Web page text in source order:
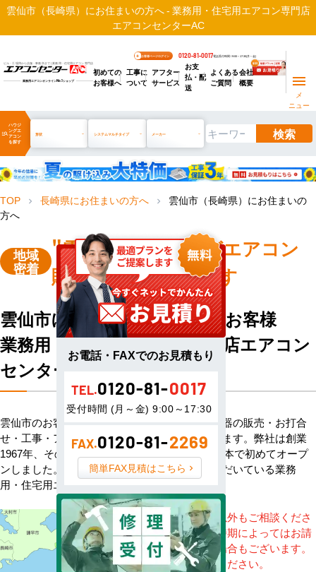
雲仙市（長崎県）にお住まいの方へ - 業務用・住宅用エアコン専門店
エアコンセンターAC
ビル・工場用から店舗・事務所まで | 業務用・住宅用エアコン専門店
業務用エアコンオンラインNo.1ショップ
お客様ページログイン 0120-81-0017電話受付時間 / 9:00～17:30(月～金)
初めての
お客様へ
工事に
ついて
アフター
サービス
お支
払・配
送
よくある
ご質問
会社
概要
メ
ニュー
manage_search
ハウジ
ングエ
アコン
を探す
形状 システムマルチタイプ メーカー 検索
TOP chevron_right 長崎県にお住まいの方へ chevron_right
雲仙市（長崎県）にお住まいの
方へ
地域
密着
"雲仙市"ハウジングエアコン
販売・工事を承ります
雲仙市にお住まい・お勤めのお客様
業務用・住宅用エアコン専門店エアコン
センターACへようこそ
雲仙市のお客様へハウジングエアコン・空調機器の販売・お打合
せ・工事・アフターサービスまで一貫して承ります。弊社は創業
1967年、その信頼を基に空調のネット販売を日本で初めてオープ
ンしました。以来、皆様にご信頼・ご愛顧いただいている業務
用・住宅用エアコンのオンラインショップです。
※記載地域以外もご相談くださ
い。地域・時期によってはお請
けできない場合もございます。
直接ご相談ください。
お電話・FAXでのお見積もり
TEL.0120-81-0017
受付時間 (月～金) 9:00～17:30
FAX.0120-81-2269
簡単FAX見積はこちら